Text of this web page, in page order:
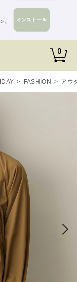
0
> FASHION > アウ